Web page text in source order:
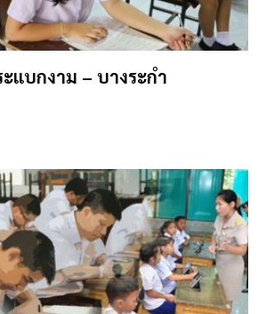
แบกงาม – บางระกำ